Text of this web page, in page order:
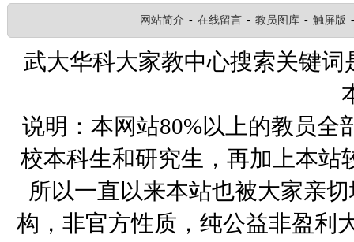
网站简介 - 在线留言 - 教员图库 - 触屏版
武大华科大家教中心搜索关键
说明：本网站80%以上的教员全
校本科生和研究生，再加上本站
所以一直以来本站也被大家亲
构，非官方性质，纯公益非盈利